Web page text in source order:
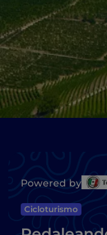
Powered by
Cicloturismo